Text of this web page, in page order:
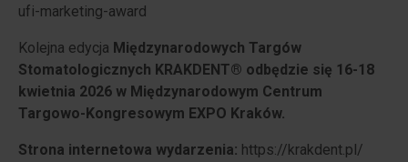
ufi-marketing-award
Kolejna edycja Międzynarodowych Targów
Stomatologicznych KRAKDENT® odbędzie się 16-18
kwietnia 2026 w Międzynarodowym Centrum
Targowo-Kongresowym EXPO Kraków.
Strona internetowa wydarzenia: https://krakdent.pl/